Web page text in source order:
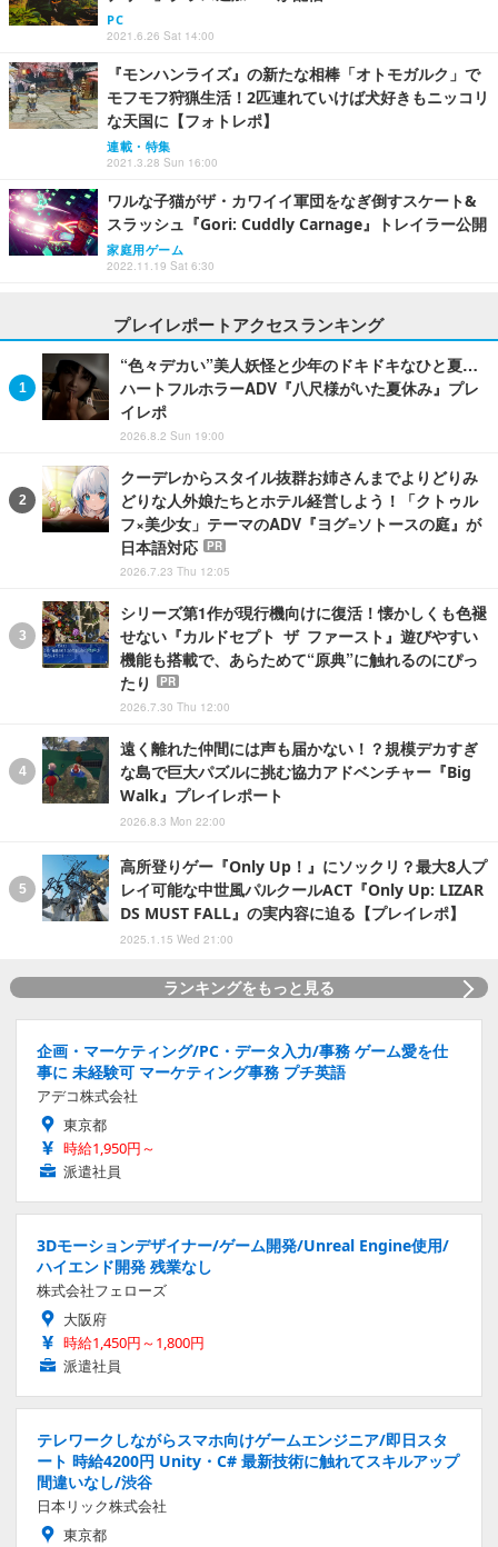
PC
2021.6.26 Sat 14:00
『モンハンライズ』の新たな相棒「オトモガルク」で
モフモフ狩猟生活！2匹連れていけば犬好きもニッコリ
な天国に【フォトレポ】
連載・特集
2021.3.28 Sun 16:00
ワルな子猫がザ・カワイイ軍団をなぎ倒すスケート&
スラッシュ『Gori: Cuddly Carnage』トレイラー公開
家庭用ゲーム
2022.11.19 Sat 6:30
プレイレポートアクセスランキング
“色々デカい”美人妖怪と少年のドキドキなひと夏…
ハートフルホラーADV『八尺様がいた夏休み』プレ
イレポ
2026.8.2 Sun 19:00
クーデレからスタイル抜群お姉さんまでよりどりみ
どりな人外娘たちとホテル経営しよう！「クトゥル
フ×美少女」テーマのADV『ヨグ=ソトースの庭』が
日本語対応
PR
2026.7.23 Thu 12:05
シリーズ第1作が現行機向けに復活！懐かしくも色褪
せない『カルドセプト ザ ファースト』遊びやすい
機能も搭載で、あらためて“原典”に触れるのにぴっ
たり
PR
2026.7.30 Thu 12:00
遠く離れた仲間には声も届かない！？規模デカすぎ
な島で巨大パズルに挑む協力アドベンチャー『Big
Walk』プレイレポート
2026.8.3 Mon 22:00
高所登りゲー『Only Up！』にソックリ？最大8人プ
レイ可能な中世風パルクールACT『Only Up: LIZAR
DS MUST FALL』の実内容に迫る【プレイレポ】
2025.1.15 Wed 21:00
ランキングをもっと見る
企画・マーケティング/PC・データ入力/事務 ゲーム愛を仕
事に 未経験可 マーケティング事務 プチ英語
アデコ株式会社
東京都
時給1,950円～
派遣社員
3Dモーションデザイナー/ゲーム開発/Unreal Engine使用/
ハイエンド開発 残業なし
株式会社フェローズ
大阪府
時給1,450円～1,800円
派遣社員
テレワークしながらスマホ向けゲームエンジニア/即日スタ
ート 時給4200円 Unity・C# 最新技術に触れてスキルアップ
間違いなし/渋谷
日本リック株式会社
東京都